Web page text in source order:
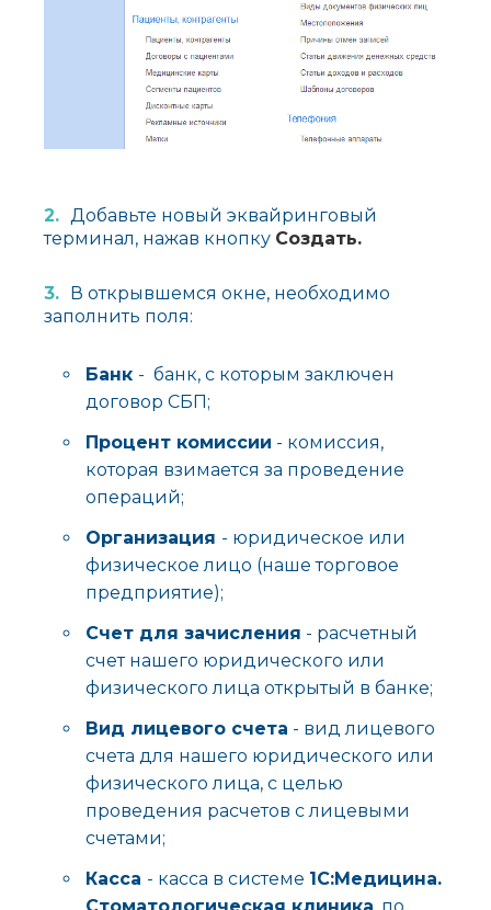
Добавьте новый эквайринговый
терминал, нажав кнопку Создать.
В открывшемся окне, необходимо
заполнить поля:
Банк - банк, с которым заключен
договор СБП;
Процент комиссии - комиссия,
которая взимается за проведение
операций;
Организация - юридическое или
физическое лицо (наше торговое
предприятие);
Счет для зачисления - расчетный
счет нашего юридического или
физического лица открытый в банке;
Вид лицевого счета - вид лицевого
счета для нашего юридического или
физического лица, с целью
проведения расчетов с лицевыми
счетами;
Касса - касса в системе 1С:Медицина.